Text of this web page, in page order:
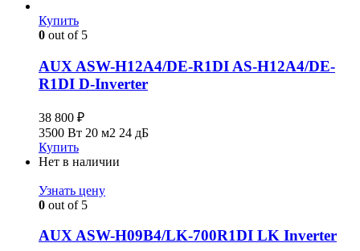
Купить
0 out of 5
AUX ASW-H12A4/DE-R1DI AS-H12А4/DE-
R1DI D-Inverter
38 800 ₽
3500 Вт 20 м2 24 дБ
Купить
Нет в наличии
Узнать цену
0 out of 5
AUX ASW-H09B4/LK-700R1DI LK Inverter